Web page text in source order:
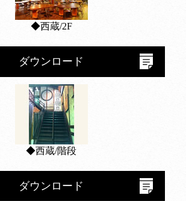
◆西蔵/2F
ダウンロード
◆西蔵/階段
ダウンロード